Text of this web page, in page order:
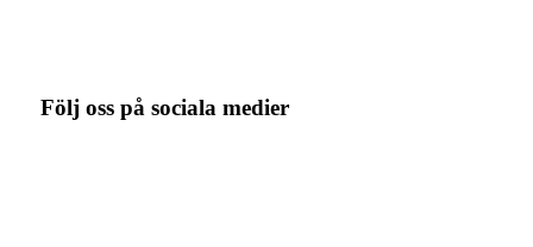
Följ oss på sociala medier